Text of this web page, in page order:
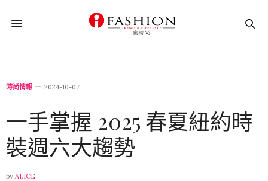
時尚情報 2024-10-07
一手掌握 2025 春夏紐約時
裝週六大趨勢
by ALICE